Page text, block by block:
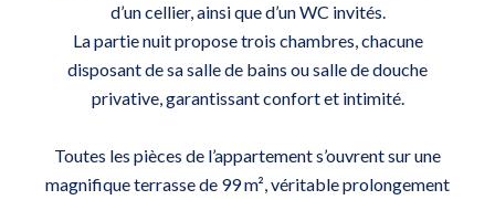
d’un cellier, ainsi que d’un WC invités.
La partie nuit propose trois chambres, chacune
disposant de sa salle de bains ou salle de douche
privative, garantissant confort et intimité.
Toutes les pièces de l’appartement s’ouvrent sur une
magnifique terrasse de 99 m², véritable prolongement